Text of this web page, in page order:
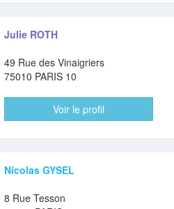
Julie ROTH
49 Rue des Vinaigriers
75010 PARIS 10
Voir le profil
Nicolas GYSEL
8 Rue Tesson